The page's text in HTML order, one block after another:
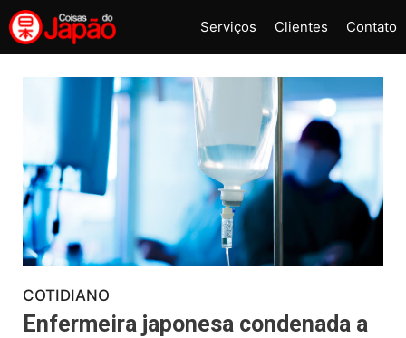
Pular
para
o
conteúdo
Serviços Clientes Contato
COTIDIANO
Enfermeira japonesa condenada a